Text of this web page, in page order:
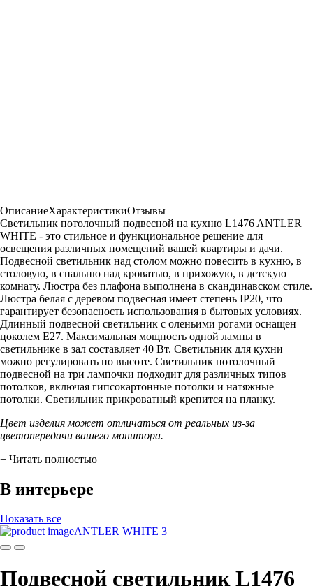
ОписаниеХарактеристикиОтзывы
Светильник потолочный подвесной на кухню L1476 ANTLER
WHITE - это стильное и функциональное решение для
освещения различных помещений вашей квартиры и дачи.
Подвесной светильник над столом можно повесить в кухню, в
столовую, в спальню над кроватью, в прихожую, в детскую
комнату. Люстра без плафона выполнена в скандинавском стиле.
Люстра белая с деревом подвесная имеет степень IP20, что
гарантирует безопасность использования в бытовых условиях.
Длинный подвесной светильник с оленьими рогами оснащен
цоколем Е27. Максимальная мощность одной лампы в
светильнике в зал составляет 40 Вт. Светильник для кухни
можно регулировать по высоте. Светильник потолочный
подвесной на три лампочки подходит для различных типов
потолков, включая гипсокартонные потолки и натяжные
потолки. Светильник прикроватный крепится на планку.
Цвет изделия может отличаться от реальных из-за
цветопередачи вашего монитора.
+ Читать полностью
В интерьере
Показать все
ANTLER WHITE 3
Подвесной светильник L1476